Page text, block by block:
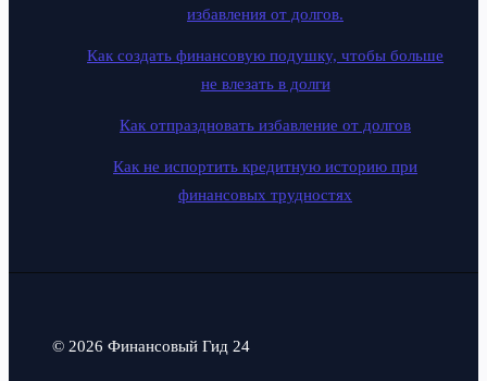
избавления от долгов.
Как создать финансовую подушку, чтобы больше
не влезать в долги
Как отпраздновать избавление от долгов
Как не испортить кредитную историю при
финансовых трудностях
© 2026 Финансовый Гид 24